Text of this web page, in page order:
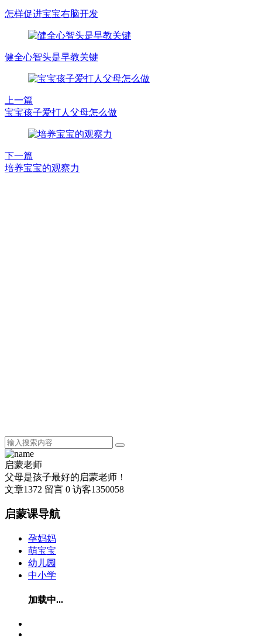
怎样促进宝宝右脑开发
健全心智头是早教关键
上一篇
宝宝孩子爱打人父母怎么做
下一篇
培养宝宝的观察力
启蒙老师
父母是孩子最好的启蒙老师！
文章1372 留言 0 访客1350058
启蒙课导航
孕妈妈
萌宝宝
幼儿园
中小学
加载中...